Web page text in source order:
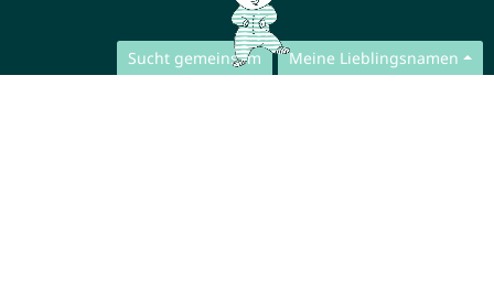
Sucht gemeinsam Meine Lieblingsnamen